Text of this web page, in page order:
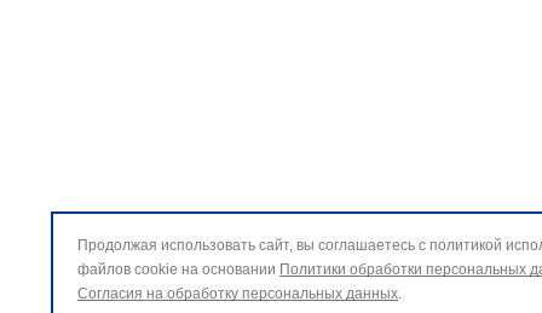
Продолжая использовать сайт, вы соглашаетесь с политикой
файлов cookie на основании Политики обработки персональных
Согласия на обработку персональных данных.